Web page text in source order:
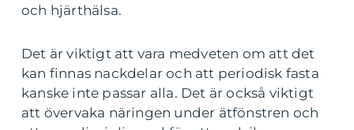
och hjärthälsa.
Det är viktigt att vara medveten om att det
kan finnas nackdelar och att periodisk fasta
kanske inte passar alla. Det är också viktigt
att övervaka näringen under ätfönstren och